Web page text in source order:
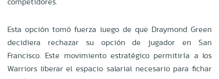
Esta opción tomó fuerza luego de que Draymond Green
decidiera rechazar su opción de jugador en San
Francisco. Este movimiento estratégico permitiría a los
Warriors liberar el espacio salarial necesario para fichar